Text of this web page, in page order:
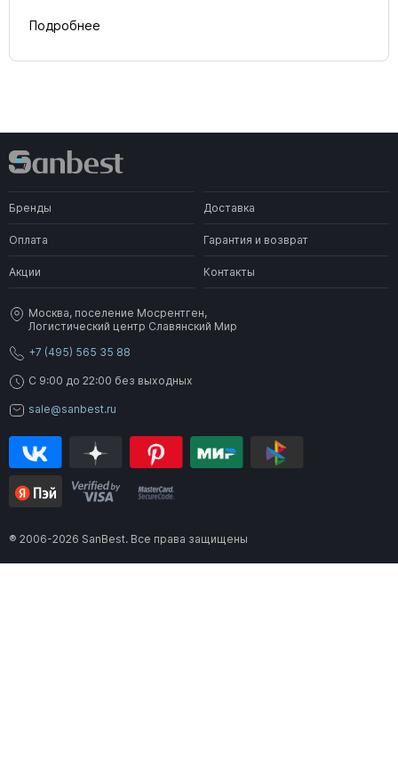
Подробнее
Бренды Доставка
Оплата Гарантия и возврат
Акции Контакты
Москва, поселение Мосрентген,
Логистический центр Славянский Мир
+7 (495) 565 35 88
C 9:00 до 22:00 без выходных
sale@sanbest.ru
® 2006-2026 SanBest. Все права защищены